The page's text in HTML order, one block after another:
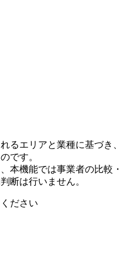
るエリアと業種に基づき、
です。
本機能では事業者の比較・
断は行いません。
ださい